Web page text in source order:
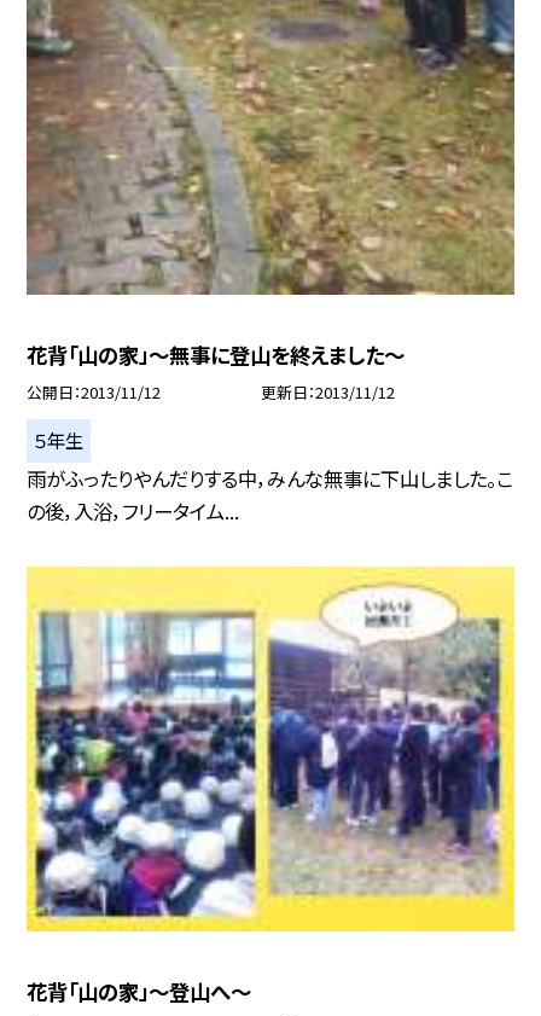
花背「山の家」〜無事に登山を終えました〜
公開日 2013/11/12 更新日 2013/11/12
５年生
雨がふったりやんだりする中，みんな無事に下山しました。こ
の後，入浴，フリータイム...
花背「山の家」〜登山へ〜